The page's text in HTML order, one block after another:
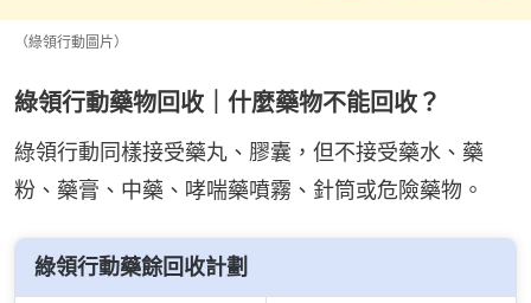
（綠領行動圖片）
綠領行動藥物回收｜什麼藥物不能回收？
綠領行動同樣接受藥丸、膠囊，但不接受藥水、藥
粉、藥膏、中藥、哮喘藥噴霧、針筒或危險藥物。
綠領行動藥餘回收計劃